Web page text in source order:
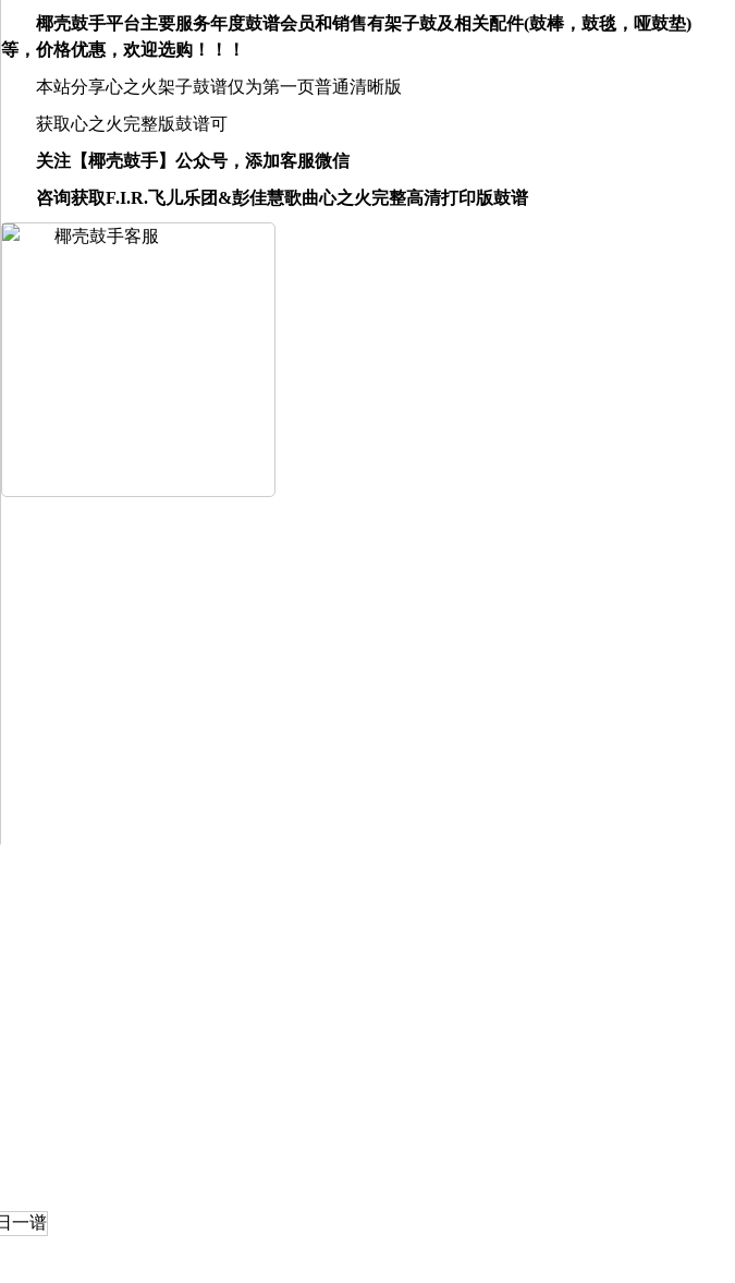
椰壳鼓手平台主要服务年度鼓谱会员和销售有架子鼓及相关配件(鼓棒，鼓毯，哑鼓垫)
等，价格优惠，欢迎选购！！！
本站分享心之火架子鼓谱仅为第一页普通清晰版
获取心之火完整版鼓谱可
关注【椰壳鼓手】公众号，添加客服微信
咨询获取F.I.R.飞儿乐团&彭佳慧歌曲心之火完整高清打印版鼓谱